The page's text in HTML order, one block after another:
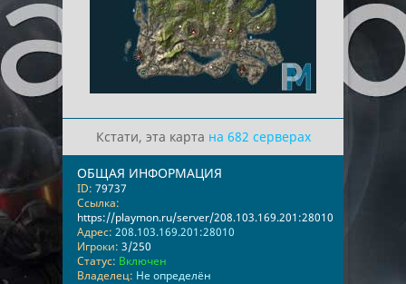
Кстати, эта карта на 682 серверах
ОБЩАЯ ИНФОРМАЦИЯ
ID: 79737
Ссылка:
https://playmon.ru/server/208.103.169.201:28010
Адрес: 208.103.169.201:28010
Игроки: 3/250
Статус: Включен
Владелец: Не определён